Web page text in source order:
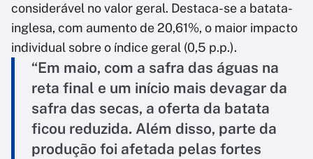
considerável no valor geral. Destaca-se a batata-
inglesa, com aumento de 20,61%, o maior impacto
individual sobre o índice geral (0,5 p.p.).
“Em maio, com a safra das águas na
reta final e um início mais devagar da
safra das secas, a oferta da batata
ficou reduzida. Além disso, parte da
produção foi afetada pelas fortes